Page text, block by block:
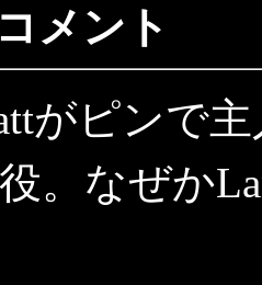
メント
がピンで
。なぜか